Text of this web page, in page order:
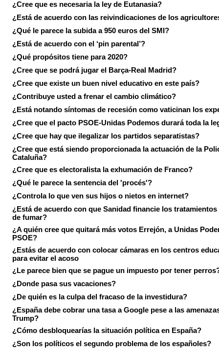
¿Cree que es necesaria la ley de Eutanasia?
¿Está de acuerdo con las reivindicaciones de los
¿Qué le parece la subida a 950 euros del SMI?
¿Está de acuerdo con el ‘pin parental’?
¿Qué propósitos tiene para 2020?
¿Cree que se podrá jugar el Barça-Real Madrid?
¿Cree que existe un buen nivel educativo en este país?
¿Contribuye usted a frenar el cambio climático?
¿Está notando síntomas de recesión como vaticinan los
¿Cree que el pacto PSOE-Unidas Podemos durará toda la
¿Cree que hay que ilegalizar los partidos separatistas?
¿Cree que está siendo proporcionada la actuación de la
Cataluña?
¿Cree que es electoralista la exhumación de Franco?
¿Qué le parece la sentencia del 'procés'?
¿Controla lo que ven sus hijos o nietos en internet?
¿Está de acuerdo con que Sanidad financie los tratamientos
de fumar?
¿A quién cree que quitará más votos Errejón, a Unidas
PSOE?
¿Estás de acuerdo con colocar cámaras en los centros
para evitar el acoso
¿Le parece bien que se pague un impuesto por tener
¿Donde pasa sus vacaciones?
¿De quién es la culpa del fracaso de la investidura?
¿España debe cobrar una tasa a Google pese a las
Trump?
¿Cómo desbloquearías la situación política en España?
¿Son los políticos el segundo problema de los españoles?